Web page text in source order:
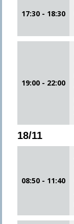
17:30 - 18:30
19:00 - 22:00
18/11
08:50 - 11:40